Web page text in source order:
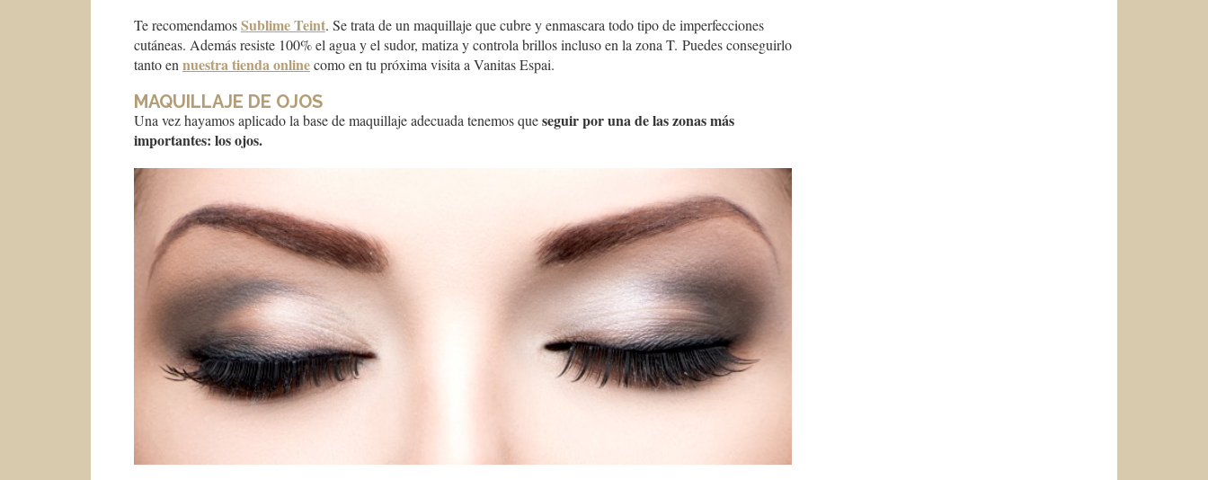
Te recomendamosSublime Teint. Se trata de un maquillaje que cubre y enmascara todo tipo de imperfecciones
cutáneas. Además resiste 100% el agua y el sudor, matiza y controla brillos incluso en la zona T. Puedes conseguirlo
tanto en nuestra tienda onlinecomo en tu próxima visita a Vanitas Espai.
MAQUILLAJE DE OJOS
Una vez hayamos aplicado la base de maquillaje adecuada tenemos queseguir por una de las zonas más
importantes: los ojos.